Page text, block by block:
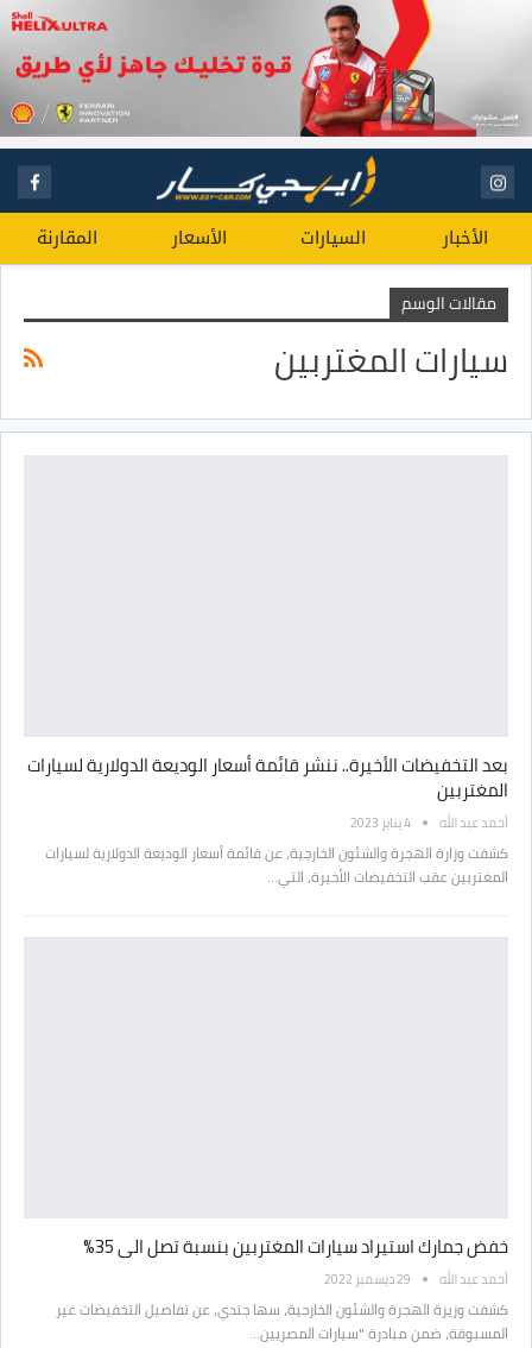
الأخبار السيارات الأسعار المقارنة
مقالات الوسم
سيارات المغتربين
بعد التخفيضات الأخيرة.. ننشر قائمة أسعار الوديعة الدولارية لسيارات
المغتربين
أحمد عبد الله 4 يناير 2023
كشفت وزارة الهجرة والشئون الخارجية، عن قائمة أسعار الوديعة الدولارية لسيارات
المغتربين عقب التخفيضات الأخيرة، التي…
خفض جمارك استيراد سيارات المغتربين بنسبة تصل الى 35%
أحمد عبد الله 29 ديسمبر 2022
كشفت وزيرة الهجرة والشئون الخارجية، سها جندي، عن تفاصيل التخفيضات غير
المسبوقة، ضمن مبادرة "سيارات المصريين…